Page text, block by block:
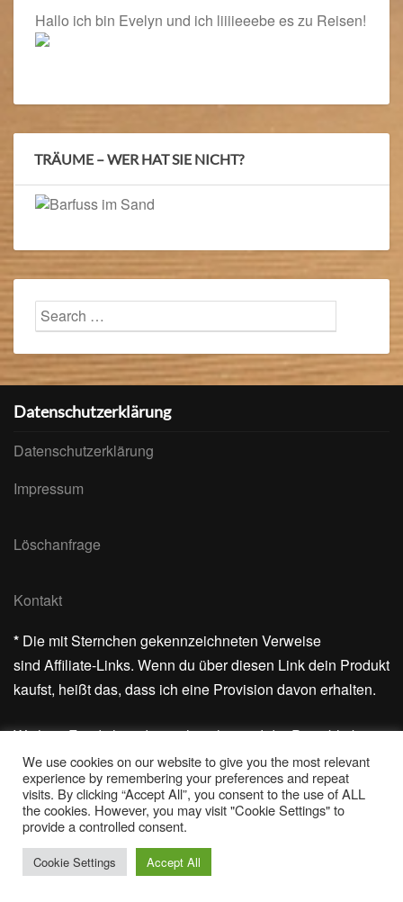
Hallo ich bin Evelyn und ich liiiieeebe es zu Reisen!
TRÄUME – WER HAT SIE NICHT?
Search
for:
Datenschutzerklärung
Datenschutzerklärung
Impressum
Löschanfrage
Kontakt
* Die mit Sternchen gekennzeichneten Verweise
sind Affiliate-Links. Wenn du über diesen Link dein Produkt
kaufst, heißt das, dass ich eine Provision davon erhalten.
Wichtig: Für dich ändert sich nichts und der Preis bleibt
gleich.
Vielen Dank für deine Unterstützung!
© 2026 Barfuss im Sand | Powered by
We use cookies on our website to give you the most relevant
experience by remembering your preferences and repeat
visits. By clicking “Accept All”, you consent to the use of ALL
the cookies. However, you may visit "Cookie Settings" to
provide a controlled consent.
Cookie Settings Accept All